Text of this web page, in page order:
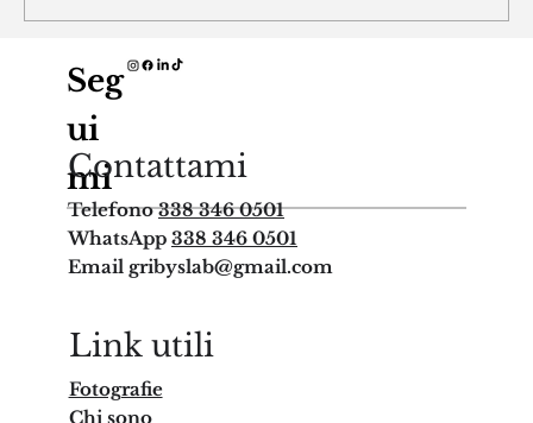
Seg
ui
mi
Contattami
Telefono338 346 0501
WhatsApp 338 346 0501
Email gribyslab@gmail.com
Link utili
Fotografie
Chi sono